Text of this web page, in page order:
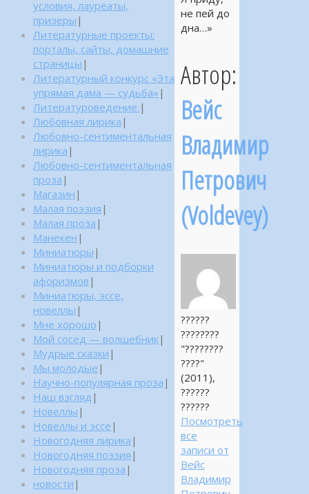
не пей до
дна…»
Автор:
Вейс
Владимир
Петрович
(Voldevey)
??????
????????
"????????
????"
(2011),
??????
??????
Посмотреть
все
записи от
Вейс
Владимир
условия, лауреаты,
призеры |
Литературные проекты:
порталы, сайты, домашние
страницы |
Литературный конкурс «Эта
упрямая дама — судьба» |
Литературоведение. |
Любовная лирика |
Любовно-сентиментальная
лирика |
Любовно-сентиментальная
проза |
Магазин |
Малая поэзия |
Малая проза |
Манекен |
Миниатюры |
Миниатюры и подборки
афоризмов |
Миниатюры, эссе,
новеллы |
Мне хорошо |
Мой сосед — волшебник|
Мудрые сказки |
Мы молодые |
Научно-популярная проза |
Наш взгляд |
Новеллы |
Новеллы и эссе |
Новогодняя лирика |
Новогодняя поэзия |
Новогодняя проза |
новости |